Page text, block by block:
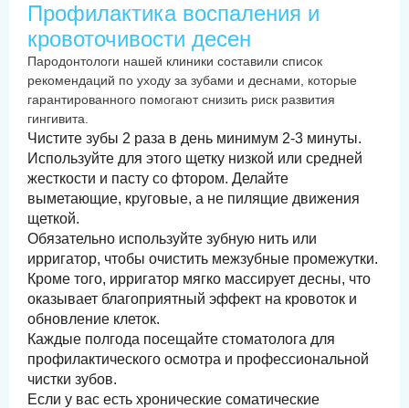
Профилактика воспаления и
кровоточивости десен
Пародонтологи нашей клиники составили список
рекомендаций по уходу за зубами и деснами, которые
гарантированного помогают снизить риск развития
гингивита.
Чистите зубы 2 раза в день минимум 2-3 минуты.
Используйте для этого щетку низкой или средней
жесткости и пасту со фтором. Делайте
выметающие, круговые, а не пилящие движения
щеткой.
Обязательно используйте зубную нить или
ирригатор, чтобы очистить межзубные промежутки.
Кроме того, ирригатор мягко массирует десны, что
оказывает благоприятный эффект на кровоток и
обновление клеток.
Каждые полгода посещайте стоматолога для
профилактического осмотра и профессиональной
чистки зубов.
Если у вас есть хронические соматические